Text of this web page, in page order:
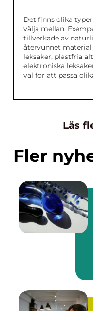
Det finns olika
välja mellan.
tillverkade av
återvunnet
leksaker, plastfria
elektroniska
val för att passa
Läs
Fler